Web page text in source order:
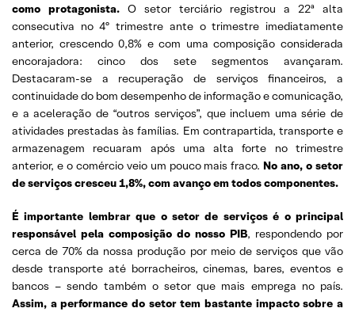
como protagonista. O setor terciário registrou a 22ª alta
consecutiva no 4º trimestre ante o trimestre imediatamente
anterior, crescendo 0,8% e com uma composição considerada
encorajadora: cinco dos sete segmentos avançaram.
Destacaram-se a recuperação de serviços financeiros, a
continuidade do bom desempenho de informação e comunicação,
e a aceleração de “outros serviços”, que incluem uma série de
atividades prestadas às famílias. Em contrapartida, transporte e
armazenagem recuaram após uma alta forte no trimestre
anterior, e o comércio veio um pouco mais fraco. No ano, o setor
de serviços cresceu 1,8%, com avanço em todos componentes.
É importante lembrar que o setor de serviços é o principal
responsável pela composição do nosso PIB, respondendo por
cerca de 70% da nossa produção por meio de serviços que vão
desde transporte até borracheiros, cinemas, bares, eventos e
bancos – sendo também o setor que mais emprega no país.
Assim, a performance do setor tem bastante impacto sobre a